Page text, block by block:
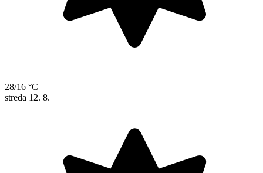
28/16 °C
streda 12. 8.